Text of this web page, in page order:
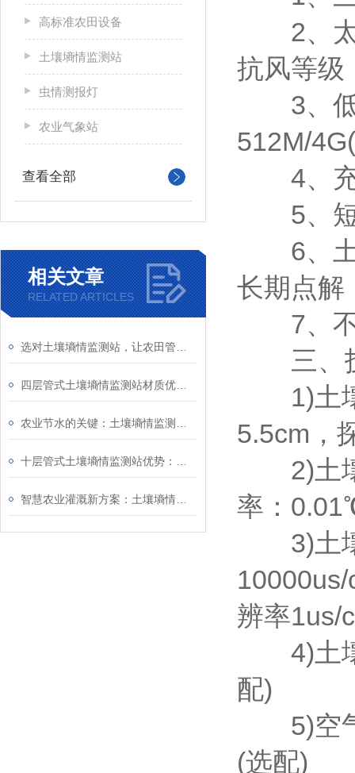
高标准农田设备
土壤墒情监测站
虫情测报灯
农业气象站
查看全部
相关文章
RELATED ARTICLES
2、太
抗风等级
3、低
512M/
4、充
5、短
6、土
长期点解
7、不
三、
1)土壤
5.5cm，
2)土壤
率：
3)土壤
辨率1us/
4)土壤
配)
5)空气
(选配)